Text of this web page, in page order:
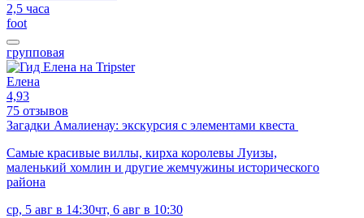
2,5 часа
foot
групповая
Елена
4,93
75 отзывов
Загадки Амалиенау: экскурсия с элементами квеста
Самые красивые виллы, кирха королевы Луизы,
маленький хомлин и другие жемчужины исторического
района
ср, 5 авг в 14:30чт, 6 авг в 10:30